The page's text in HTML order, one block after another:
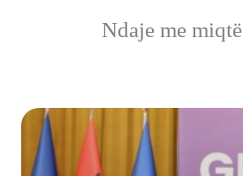
Ndaje me miqtë